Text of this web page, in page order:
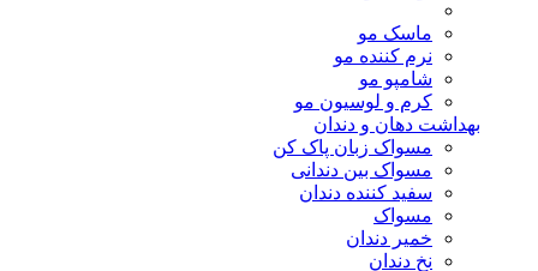
ماسک مو
نرم کننده مو
شامپو مو
کرم و لوسیون مو
بهداشت دهان و دندان
مسواک زبان پاک کن
مسواک بین دندانی
سفید کننده دندان
مسواک
خمیر دندان
نخ دندان